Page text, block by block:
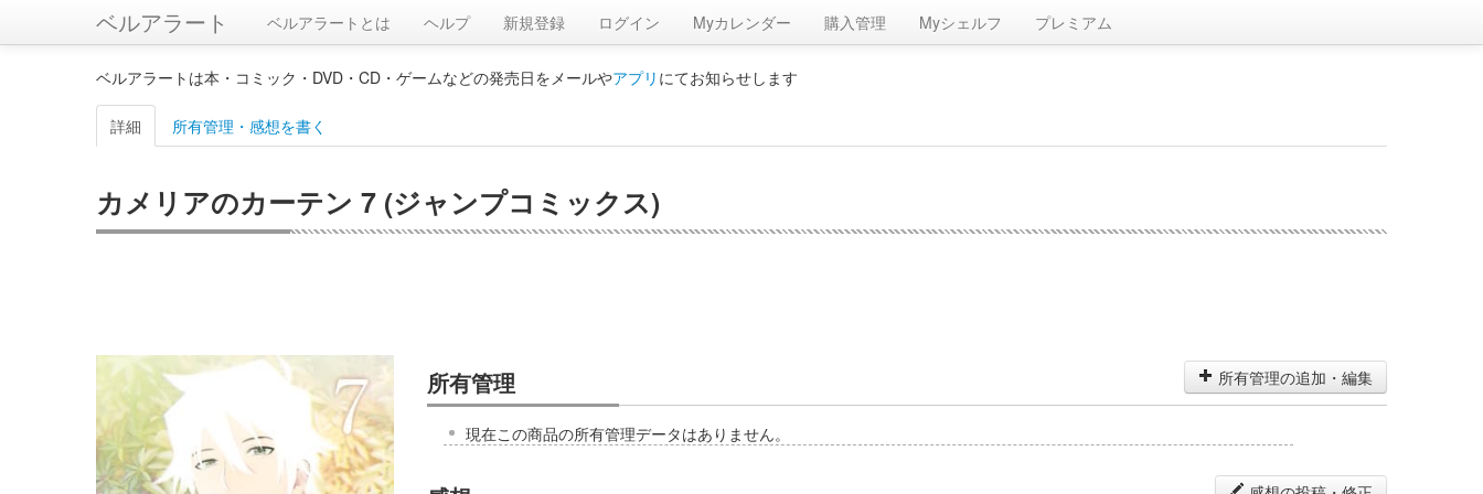
ベルアラート ベルアラートとは ヘルプ 新規登録 ログイン Myカレンダー 購入管理 Myシェルフ プレミアム
ベルアラートは本・コミック・DVD・CD・ゲームなどの発売日をメールやアプリ にてお知らせします
詳細 所有管理・感想を書く
カメリアのカーテン 7 (ジャンプコミックス)
所有管理 所有管理の追加・編集
現在この商品の所有管理データはありません。